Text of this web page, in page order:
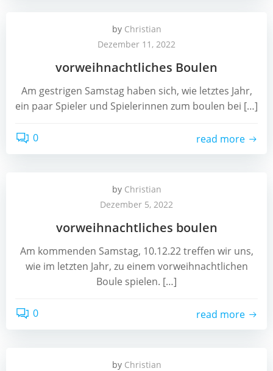
by Christian
Dezember 11, 2022
vorweihnachtliches Boulen
Am gestrigen Samstag haben sich, wie letztes Jahr,
ein paar Spieler und Spielerinnen zum boulen bei […]
0 read more
by Christian
Dezember 5, 2022
vorweihnachtliches boulen
Am kommenden Samstag, 10.12.22 treffen wir uns,
wie im letzten Jahr, zu einem vorweihnachtlichen
Boule spielen. […]
0 read more
by Christian